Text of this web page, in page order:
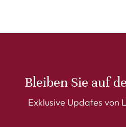
Bleiben Sie auf
Exklusive Updates von